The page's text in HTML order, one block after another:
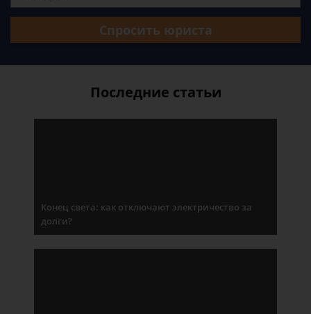
Спросить юриста
Последние статьи
Конец света: как отключают электричество за
долги?